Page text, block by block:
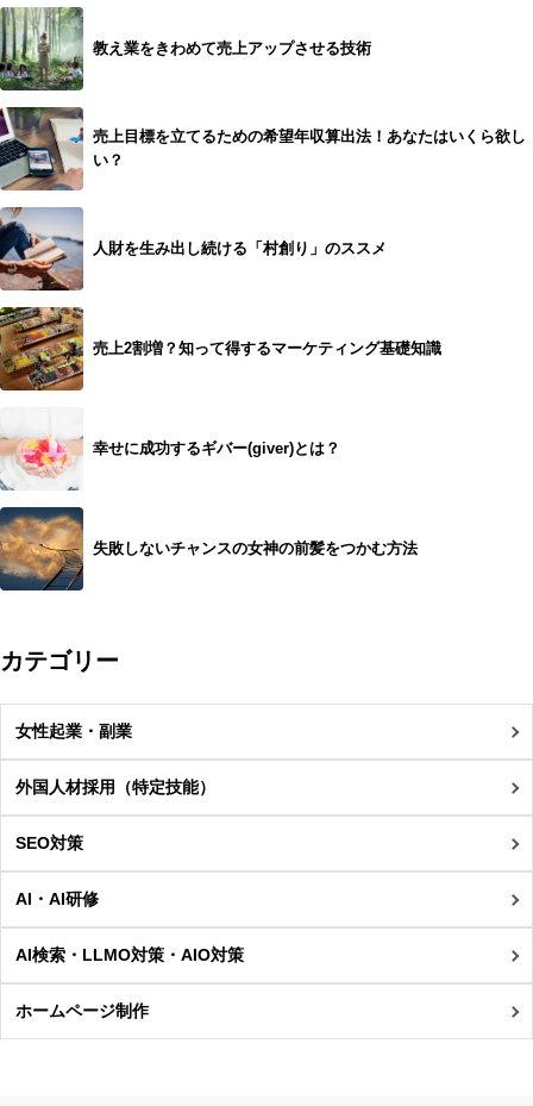
教え業をきわめて売上アップさせる技術
売上目標を立てるための希望年収算出法！あなたはいくら欲し
い？
人財を生み出し続ける「村創り」のススメ
売上2割増？知って得するマーケティング基礎知識
幸せに成功するギバー(giver)とは？
失敗しないチャンスの女神の前髪をつかむ方法
カテゴリー
女性起業・副業
外国人材採用（特定技能）
SEO対策
AI・AI研修
AI検索・LLMO対策・AIO対策
ホームページ制作